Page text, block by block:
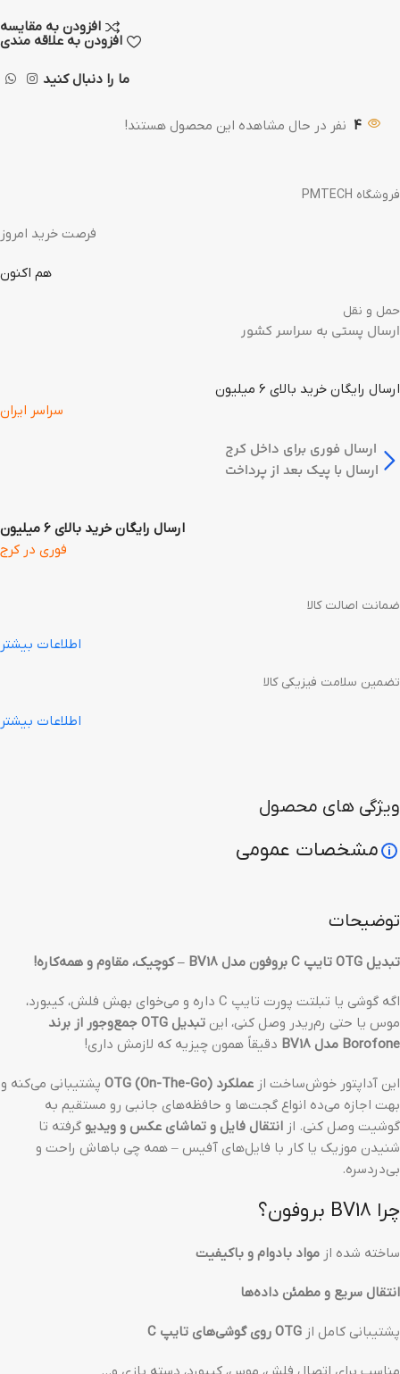
افزودن به مقایسه
افزودن به علاقه مندی
ما را دنبال کنید
4 نفر در حال مشاهده این محصول هستند!
فروشگاه PMTECH
فرصت خرید امروز
هم اکنون
حمل و نقل
ارسال پستی به سراسر کشور
ارسال رایگان خرید بالای 6 میلیون
سراسر ایران
ارسال فوری برای داخل کرج
ارسال با پیک بعد از پرداخت
ارسال رایگان خرید بالای 6 میلیون
فوری در کرج
ضمانت اصالت کالا
اطلاعات بیشتر
تضمین سلامت فیزیکی کالا
اطلاعات بیشتر
توضیحات
تبدیل OTG تایپ C بروفون مدل BV18 – کوچیک، مقاوم و همه‌کاره!
اگه گوشی یا تبلتت پورت تایپ C داره و می‌خوای بهش فلش، کیبورد،
موس یا حتی رم‌ریدر وصل کنی، این
تبدیل OTG جمع‌وجور از برند
Borofone مدل BV18
دقیقاً همون چیزیه که لازمش داری!
این آداپتور خوش‌ساخت از عملکرد OTG (On-The-Go)
پشتیبانی می‌کنه و
بهت اجازه می‌ده انواع گجت‌ها و حافظه‌های جانبی رو مستقیم به
گوشیت وصل کنی. از انتقال فایل و تماشای عکس و ویدیو گرفته تا
شنیدن موزیک یا کار با فایل‌های آفیس – همه چی باهاش راحت و
بی‌دردسره.
چرا BV18 بروفون؟
ساخته شده از مواد بادوام و باکیفیت
انتقال سریع و مطمئن داده‌ها
پشتیبانی کامل از OTG روی گوشی‌های تایپ C
ویژگی های محصول
مشخصات عمومی